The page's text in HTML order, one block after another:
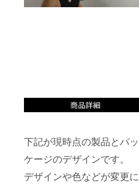
下記が現時点の製品とパッ
ケージのデザインです。
デザインや色などが変更に